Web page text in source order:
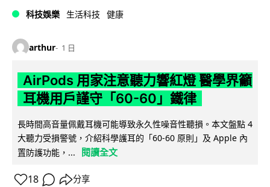
科技娛樂 生活科技 健康
arthur 1 日
AirPods 用家注意聽力響紅燈 醫學界籲
耳機用戶謹守「60-60」鐵律
長時間高音量佩戴耳機可能導致永久性噪音性聽損。本文盤點 4
大聽力受損警號，介紹科學護耳的「60-60 原則」及 Apple 內
置防護功能，...
閱讀全文
18 分享